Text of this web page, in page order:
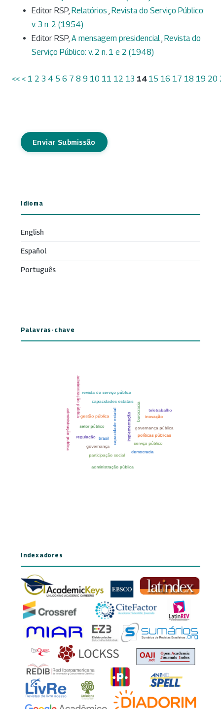
Editor RSP, Relatórios , Revista do Serviço Público:
v. 3 n. 2 (1954)
Editor RSP, A mensagem presidencial, Revista do
Serviço Público: v. 2 n. 1 e 2 (1948)
<< < 1 2 3 4 5 6 7 8 9 10 11 12 13 14 15 16 17 18 19 20
Enviar Submissão
Idioma
English
Español
Português
Palavras-chave
Indexadores